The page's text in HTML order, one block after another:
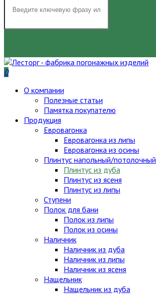
0
О компании
Полезные статьи
Памятка покупателю
Продукция
Евровагонка
Евровагонка из липы
Евровагонка из осины
Плинтус напольный/потолочный
Плинтус из дуба
Плинтус из ясеня
Плинтус из липы
Ступени
Полок для бани
Полок из липы
Полок из осины
Наличник
Наличник из дуба
Наличник из липы
Наличник из ясеня
Нащельник
Нащельник из дуба